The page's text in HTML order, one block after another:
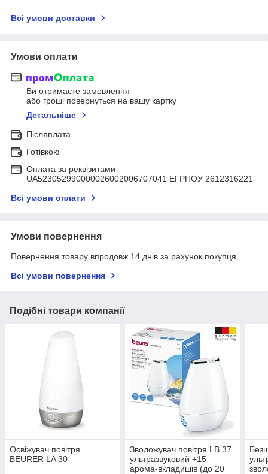
Всі умови доставки
Умови оплати
Ви отримаєте замовлення
або гроші повернуться на вашу картку
Детальніше
Післяплата
Готівкою
Оплата за реквізитами
UA523052990000026002006707041 ЕГРПОУ 2612316221
Всі умови оплати
Умови повернення
Повернення товару впродовж 14 днів за рахунок покупця
Всі умови повернення
Подібні товари компанії
Освіжувач повітря
BEURER LA 30
Зволожувач повітря LB 37
ультразвуковий +15
арома-вкладишів (до 20